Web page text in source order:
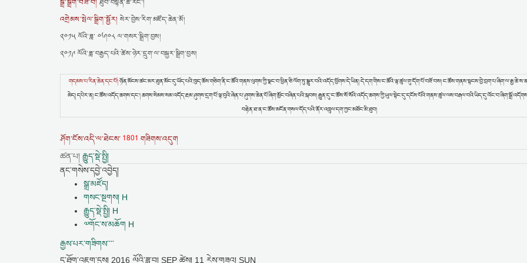
སྒྲ་སྒྲིག་བཟོ་བ། ཐུབ་བསྟན་ཚེ་རིང་།
འགྲེམས་སྤེལ་སྒྲིག་སྦྱོར། སེར་བྱེས་རིག་མཛོད་ཆེན་མོ།
༢༠༡༥ ལོའི་ཟླ་ ༠༦།༠༨ ལ་གསར་སྒྲིག་བྱས།
༢༠༡༩ ལོའི་ཟླ་བརྒྱད་པའི་ཚེས་ཉེར་དྲུག་ལ་བསྐྱར་སྒྲིག་བྱས།
གདམས་པ་རིན་ཆེན་དང་པོ།ཉོན་མོངས་ཚང་མར་ཐུན་མོང་དུ་ཡོད་པའི་ཁྱད་ཆོས་གཅིག་ནི་ང་ཚོའི་གནས་ལུགས་ཀྱི་སྣང་བ་ཕྱིན་ཅི་ལོག་ཏུ་སྒྱུར་བའི་འདོད་ཕྱོགས་དེ་ཡིན། དེ་དག་གིས་ང་ཚོའི་ལྟ་ཚུལ་གུ་དོག་པོ་བཟོ་བས།
མེད། དཔེར་ན། ང་ཚོས་འདོད་ཆགས་དང་། ཆགས་སེམས་སམ་འདོད་རྔམ་ཤུགས་དྲག་པོ་ལྟ་བུའི་ཞེན་པ་ཤུགས་ཆེན་པོ་ཞིག་མྱོང་བཞིན་པའི་སྐབས།
བརྟེན་ཐ་ན་ང་ཚོས་མངོན་གསལ་དོད་པའི་ནོར་འཁྲུལ་དག་ཀྱང་མཐོང་མི་ཐུབ།
ཤོག་ངོས་འདི་ལ་ཐེངས་ 1801 གཟིགས་འདུག
ཚན་པ། རྒྱུད་སྡེ་སྤྱི།
ནང་གསེས་དབྱེ་འབྱེད།
སྒྲ་མཛོད།
གསང་སྔགས། H
རྒྱུད་སྡེ་སྤྱི། H
༧གོང་ས་མཆོག H
རྒྱས་པར་གཟིགས་་་་
དྲ་ཐོག་འཇུག་དུས། 2016 ལོའི་ཟླ་བ། SEP ཚེས། 11 རེས་གཟའ། SUN